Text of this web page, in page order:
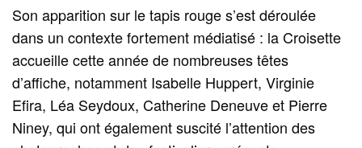
Son apparition sur le tapis rouge s’est déroulée
dans un contexte fortement médiatisé : la Croisette
accueille cette année de nombreuses têtes
d’affiche, notamment Isabelle Huppert, Virginie
Efira, Léa Seydoux, Catherine Deneuve et Pierre
Niney, qui ont également suscité l’attention des